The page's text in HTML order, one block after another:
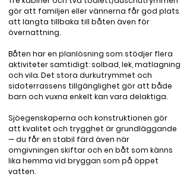
gör att familjen eller vännerna får god plats
att längta tillbaka till båten även för
övernattning.
Båten har en planlösning som stödjer flera
aktiviteter samtidigt: solbad, lek, matlagning
och vila. Det stora durkutrymmet och
sidoterrassens tillgänglighet gör att både
barn och vuxna enkelt kan vara delaktiga.
Sjöegenskaperna och konstruktionen gör
att kvalitet och trygghet är grundläggande
— du får en stabil färd även när
omgivningen skiftar och en båt som känns
lika hemma vid bryggan som på öppet
vatten.